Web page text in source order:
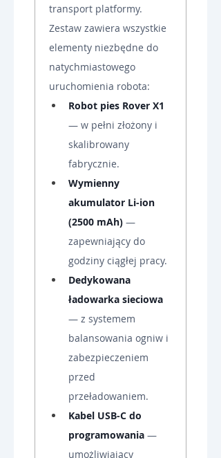
transport platformy.
Zestaw zawiera wszystkie
elementy niezbędne do
natychmiastowego
uruchomienia robota:
Robot pies Rover X1
— w pełni złożony i
skalibrowany
fabrycznie.
Wymienny
akumulator Li-ion
(2500 mAh) —
zapewniający do
godziny ciągłej pracy.
Dedykowana
ładowarka sieciowa
— z systemem
balansowania ogniw i
zabezpieczeniem
przed
przeładowaniem.
Kabel USB-C do
programowania —
umożliwiający